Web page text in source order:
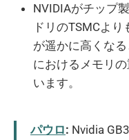
NVIDIAがチップ
ドリのTSMCよ
が遥かに高くな
におけるメモリ
います。
パウロ: Nvidia